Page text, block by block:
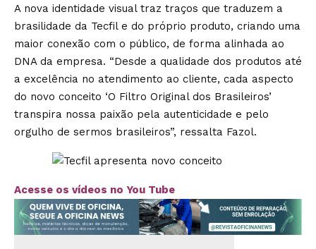
A nova identidade visual traz traços que traduzem a
brasilidade da Tecfil e do próprio produto, criando uma
maior conexão com o público, de forma alinhada ao
DNA da empresa. “Desde a qualidade dos produtos até
a excelência no atendimento ao cliente, cada aspecto
do novo conceito ‘O Filtro Original dos Brasileiros’
transpira nossa paixão pela autenticidade e pelo
orgulho de sermos brasileiros”, ressalta Fazol.
Acesse os vídeos no You Tube